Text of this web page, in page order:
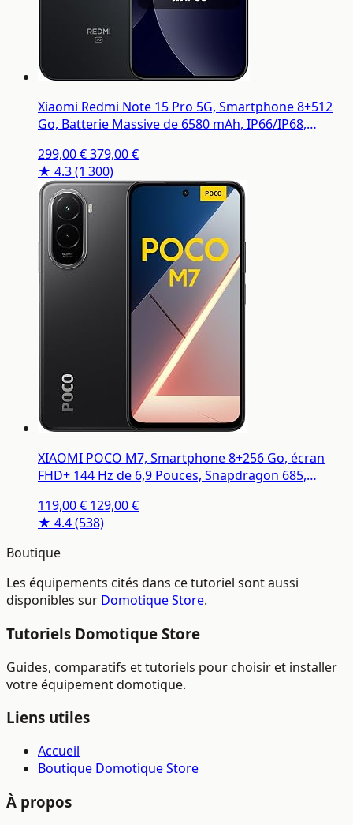
Xiaomi Redmi Note 15 Pro 5G, Smartphone 8+512
Go, Batterie Massive de 6580 mAh, IP66/IP68,
de 6,83 Pouces, Noir, Garantie 2 Ans, Chargeur Non
Inclus
299,00 €379,00 €
★ 4.3(1 300)
XIAOMI POCO M7, Smartphone 8+256 Go, écran
FHD+ 144 Hz de 6,9 Pouces, Snapdragon 685,
Non Inclus (Version Française + 2 Ans de Garantie)
119,00 € 129,00 €
★ 4.4(538)
Boutique
Les équipements cités dans ce tutoriel sont aussi
disponibles sur Domotique Store.
Tutoriels Domotique Store
Guides, comparatifs et tutoriels pour choisir et installer
votre équipement domotique.
Liens utiles
Accueil
Boutique Domotique Store
À propos